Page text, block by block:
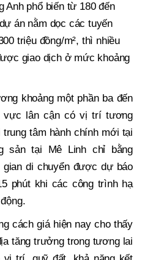
Anh phổ biến từ 180 đến
án nằm dọc các tuyến
triệu đồng/m², thì nhiều
giao dịch ở mức khoảng
khoảng một phần ba đến
vực lân cận có vị trí tương
tâm hành chính mới tại
sản tại Mê Linh chỉ bằng
di chuyển được dự báo
phút khi các công trình hạ
cách giá hiện nay cho thấy
tăng trưởng trong tương lai